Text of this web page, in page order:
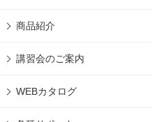
商品紹介
講習会のご案内
WEBカタログ